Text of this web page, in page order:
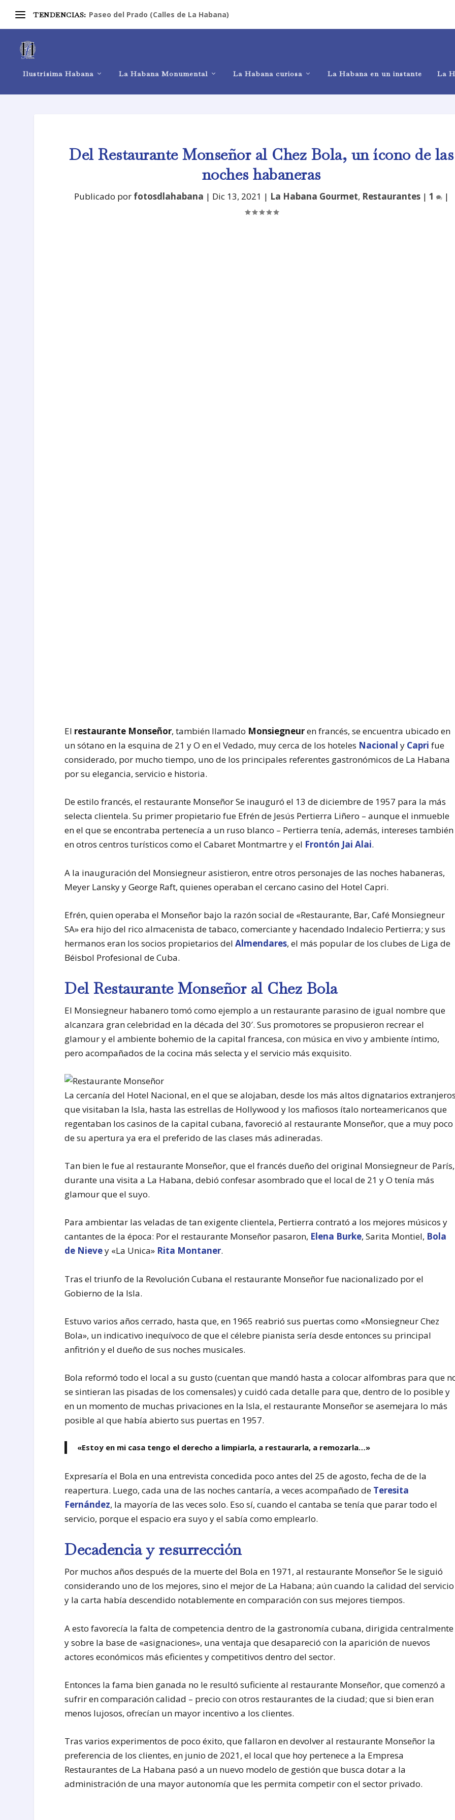
TENDENCIAS: Paseo del Prado (Calles de La Habana)
Ilustrísima Habana La Habana Monumental La Habana curiosa La Habana en un instante La
Del Restaurante Monseñor al Chez Bola, un ícono de las
noches habaneras
Publicado por fotosdlahabana | Dic 13, 2021 | La Habana Gourmet, Restaurantes| 1 |
El restaurante Monseñor, también llamado Monsiegneuren francés, se encuentra ubicado en
un sótano en la esquina de 21 y O en el Vedado, muy cerca de los hoteles Nacional y Capri fue
considerado, por mucho tiempo, uno de los principales referentes gastronómicos de La Habana
por su elegancia, servicio e historia.
De estilo francés, el restaurante Monseñor Se inauguró el 13 de diciembre de 1957 para la más
selecta clientela. Su primer propietario fue Efrén de Jesús Pertierra Liñero – aunque el inmueble
en el que se encontraba pertenecía a un ruso blanco – Pertierra tenía, además, intereses también
en otros centros turísticos como el Cabaret Montmartre y el Frontón Jai Alai.
A la inauguración del Monsiegneur asistieron, entre otros personajes de las noches habaneras,
Meyer Lansky y George Raft, quienes operaban el cercano casino del Hotel Capri.
Efrén, quien operaba el Monseñor bajo la razón social de «Restaurante, Bar, Café Monsiegneur
SA» era hijo del rico almacenista de tabaco, comerciante y hacendado Indalecio Pertierra; y sus
hermanos eran los socios propietarios delAlmendares, el más popular de los clubes de Liga de
Béisbol Profesional de Cuba.
Del Restaurante Monseñor al Chez Bola
El Monsiegneur habanero tomó como ejemplo a un restaurante parasino de igual nombre que
alcanzara gran celebridad en la década del 30′. Sus promotores se propusieron recrear el
glamour y el ambiente bohemio de la capital francesa, con música en vivo y ambiente íntimo,
pero acompañados de la cocina más selecta y el servicio más exquisito.
La cercanía del Hotel Nacional, en el que se alojaban, desde los más altos dignatarios
que visitaban la Isla, hasta las estrellas de Hollywood y los mafiosos ítalo norteamericanos que
regentaban los casinos de la capital cubana, favoreció al restaurante Monseñor, que a muy poco
de su apertura ya era el preferido de las clases más adineradas.
Tan bien le fue al restaurante Monseñor, que el francés dueño del original Monsiegneur de París,
durante una visita a La Habana, debió confesar asombrado que el local de 21 y O tenía más
glamour que el suyo.
Para ambientar las veladas de tan exigente clientela, Pertierra contrató a los mejores músicos y
cantantes de la época: Por el restaurante Monseñor pasaron, Elena Burke, Sarita Montiel, Bola
de Nievey «La Unica» Rita Montaner.
Tras el triunfo de la Revolución Cubana el restaurante Monseñor fue nacionalizado por el
Gobierno de la Isla.
Estuvo varios años cerrado, hasta que, en 1965 reabrió sus puertas como «Monsiegneur Chez
Bola», un indicativo inequívoco de que el célebre pianista sería desde entonces su principal
anfitrión y el dueño de sus noches musicales.
Bola reformó todo el local a su gusto (cuentan que mandó hasta a colocar alfombras para que
se sintieran las pisadas de los comensales) y cuidó cada detalle para que, dentro de lo posible y
en un momento de muchas privaciones en la Isla, el restaurante Monseñor se asemejara lo más
posible al que había abierto sus puertas en 1957.
«Estoy en mi casa tengo el derecho a limpiarla, a restaurarla, a remozarla…»
Expresaría el Bola en una entrevista concedida poco antes del 25 de agosto, fecha de de la
reapertura. Luego, cada una de las noches cantaría, a veces acompañado de Teresita
Fernández, la mayoría de las veces solo. Eso sí, cuando el cantaba se tenía que parar todo el
servicio, porque el espacio era suyo y el sabía como emplearlo.
Decadencia y resurrección
Por muchos años después de la muerte del Bola en 1971, al restaurante Monseñor Se le siguió
considerando uno de los mejores, sino el mejor de La Habana; aún cuando la calidad del servicio
y la carta había descendido notablemente en comparación con sus mejores tiempos.
A esto favorecía la falta de competencia dentro de la gastronomía cubana, dirigida centralmente
y sobre la base de «asignaciones», una ventaja que desapareció con la aparición de nuevos
actores económicos más eficientes y competitivos dentro del sector.
Entonces la fama bien ganada no le resultó suficiente al restaurante Monseñor, que comenzó a
sufrir en comparación calidad – precio con otros restaurantes de la ciudad; que si bien eran
menos lujosos, ofrecían un mayor incentivo a los clientes.
Tras varios experimentos de poco éxito, que fallaron en devolver al restaurante Monseñor la
preferencia de los clientes, en junio de 2021, el local que hoy pertenece a la Empresa
Restaurantes de La Habana pasó a un nuevo modelo de gestión que busca dotar a la
administración de una mayor autonomía que les permita competir con el sector privado.